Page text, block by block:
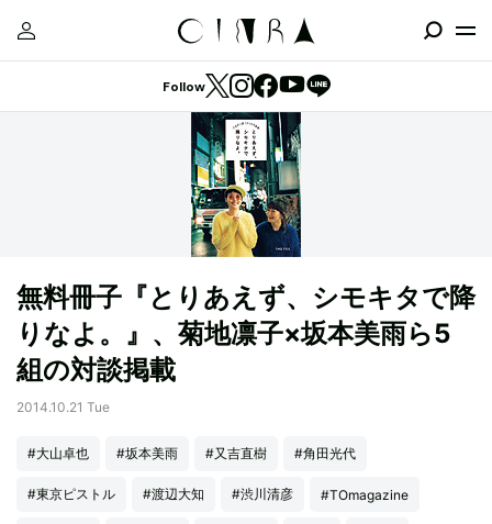
Follow
無料冊子『とりあえず、シモキタで降
りなよ。』、菊地凛子×坂本美雨ら5
組の対談掲載
2014.10.21 Tue
#大山卓也 #坂本美雨 #又吉直樹 #角田光代
#東京ピストル #渡辺大知 #渋川清彦 #TOmagazine